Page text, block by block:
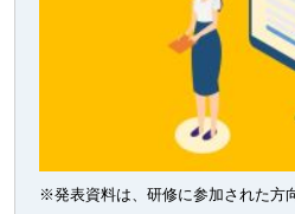
※発表資料は、研修に参加された方